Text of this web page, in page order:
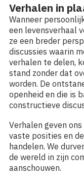
Verhalen in
Wanneer
een levensverhaal
ze een breder
discussies waarin
verhalen te delen,
stand zonder dat
worden. De
openheid en die is
constructieve
Verhalen geven
vaste posities en
handelen. We
de wereld in zijn
aanschouwen.